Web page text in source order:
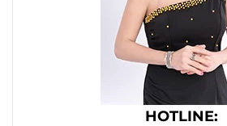
HOTLINE: